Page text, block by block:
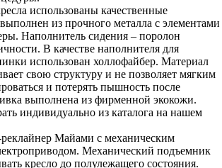
использованы качественные
из прочного металла с элементами
Наполнитель сидения – поролон
В качестве наполнителя для
использован холлофайбер. Материал
свою структуру и не позволяет мягким
и потерять пышность после
выполнена из фирменной экокожи.
индивидуально из каталога на нашем
Майами с механическим
Механический подъемник
кресло до полулежащего состояния.